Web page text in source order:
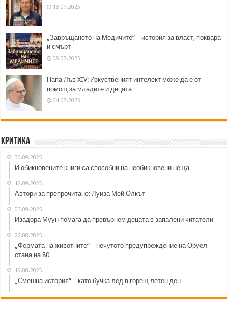
18.07.2025
„Завръщането на Медичите“ – история за власт, поквара
и смърт
08.07.2025
Папа Лъв XIV: Изкуственият интелект може да е от
помощ за младите и децата
04.07.2025
Критика
30.09.2025
И обикновените книги са способни на необикновени неща
12.09.2025
Автори за препрочитане: Луиза Мей Олкът
03.09.2025
Изадора Муун помага да превърнем децата в запалени читатели
22.08.2025
„Фермата на животните“ – нечутото предупреждение на Оруел
стана на 80
19.08.2025
„Смешна история“ – като бучка лед в горещ летен ден